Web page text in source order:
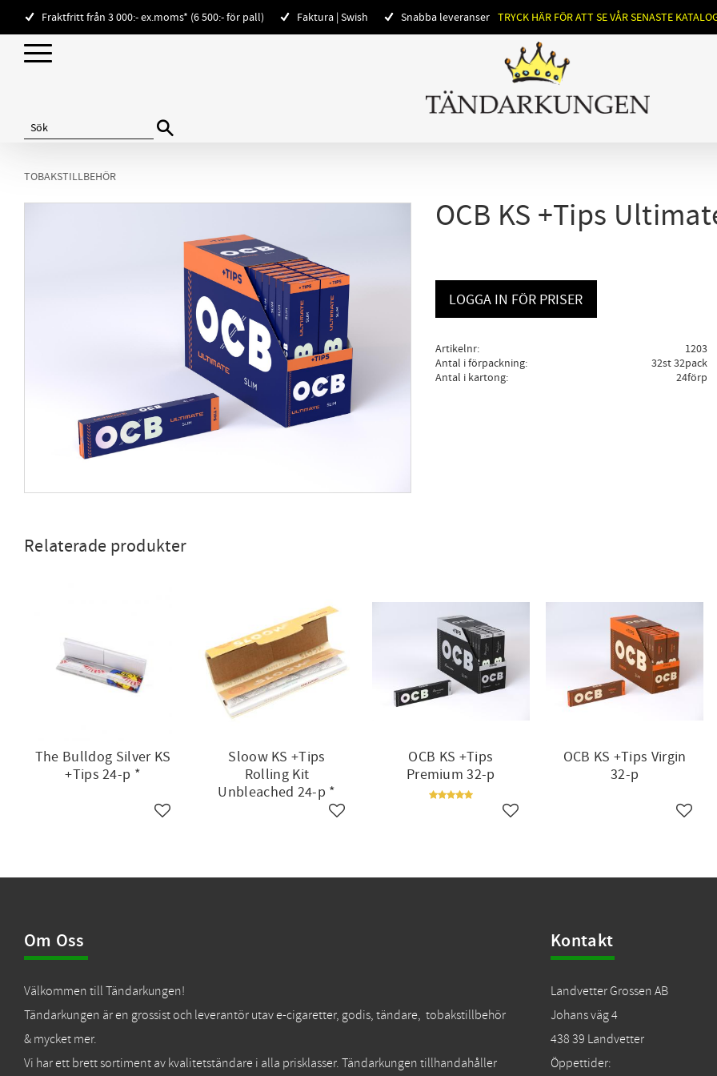
Fraktfritt från 3 000:- ex.moms* (6 500:- för pall) Faktura | Swish Snabba leveranser TRYCK HÄR FÖR ATT SE VÅR SENASTE
TOBAKSTILLBEHÖR
OCB KS +Tips
LOGGA IN FÖR PRISER
Artikelnr
1203
Antal i förpackning
32st 32pack
Antal i kartong
24förp
Relaterade produkter
The Bulldog Silver KS
+Tips 24-p *
Lägg till i favoriter
Sloow KS +Tips
Rolling Kit
Unbleached 24-p *
Lägg till i favoriter
OCB KS +Tips
Premium 32-p
Lägg till i favoriter
OCB KS +Tips Virgin
32-p
Lägg
Om Oss
Välkommen till Tändarkungen!
Tändarkungen är en grossist och leverantör utav e-cigaretter, godis, tändare, tobakstillbehör
& mycket mer.
Vi har ett brett sortiment av kvalitetständare i alla prisklasser. Tändarkungen tillhandahåller
Kontakt
Landvetter Grossen AB
Johans väg 4
438 39 Landvetter
Öppettider: